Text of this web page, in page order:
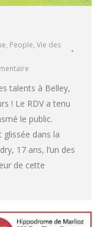
, People, Vie des
talents à Belley,
! Le RDV a tenu
le public.
glissée dans la
17 ans, l’un des
de cette